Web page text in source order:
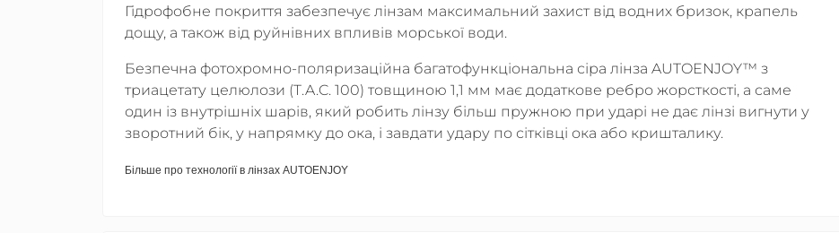
Гідрофобне покриття забезпечує лінзам максимальний захист від водних бризок, крапель
дощу, а також від руйнівних впливів морської води.
Безпечна фотохромно-поляризаційна багатофункціональна сіра лінза AUTOENJOY™ з
триацетату целюлози (T.A.C. 100) товщиною 1,1 мм має додаткове ребро жорсткості, а саме
один із внутрішніх шарів, який робить лінзу більш пружною при ударі не дає лінзі вигнути у
зворотний бік, у напрямку до ока, і завдати удару по сітківці ока або кришталику.
Більше про технології в лінзах AUTOENJOY